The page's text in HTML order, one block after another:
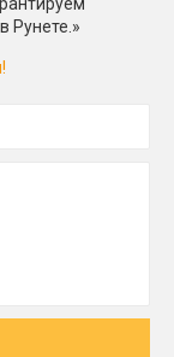
Рунете.»